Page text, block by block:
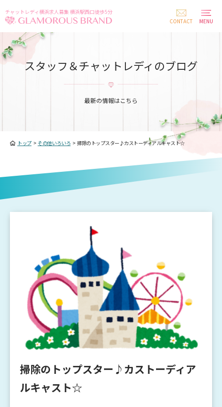
チャットレディ横浜求人募集 横浜駅西口徒歩5分
CONTACT
MENU
スタッフ＆チャットレディのブログ
最新の情報はこちら
トップ> その他いろいろ > 掃除のトップスター♪カストーディアルキャスト☆
掃除のトップスター♪カストーディア
ルキャスト☆